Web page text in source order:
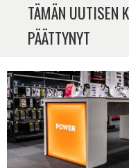
TÄMÄN UUTISEN
PÄÄTTYNYT